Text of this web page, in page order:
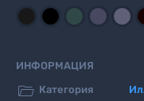
ИНФОРМАЦИЯ
 Категория